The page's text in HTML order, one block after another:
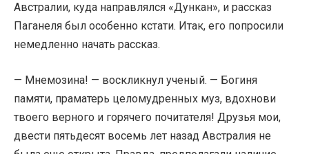
Австралии, куда направлялся «Дункан», и рассказ
Паганеля был особенно кстати. Итак, его попросили
немедленно начать рассказ.
— Мнемозина! — воскликнул ученый. — Богиня
памяти, праматерь целомудренных муз, вдохнови
твоего верного и горячего почитателя! Друзья мои,
двести пятьдесят восемь лет назад Австралия не